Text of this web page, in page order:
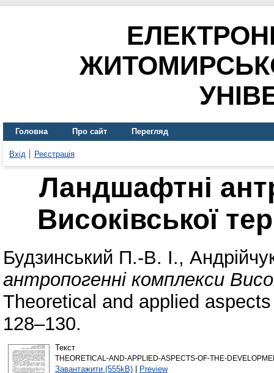
Головна Про сайт Перегляд
Вхід Реєстрація
Ландшафтні
Високівської
Будзинський П.-В. І.,
антропогенні комплекси
Theoretical and applied
128–130.
Текст
THEORETICAL-AND-APPLIED-ASPECTS-OF-THE-
Завантажити (555kB)| Preview